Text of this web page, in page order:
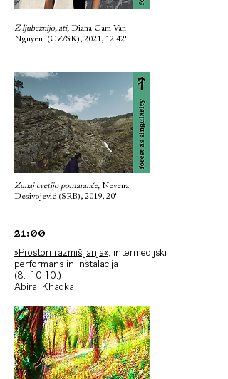
Z ljubeznijo, ati, Diana Cam Van
Nguyen (CZ/SK), 2021, 12'42''
Zunaj cvetijo pomaranče, Nevena
Desivojević (SRB), 2019, 20'
21:00
»Prostori razmišljanja« , intermedijski
performans in inštalacija
(8.-10.10.)
Abiral Khadka